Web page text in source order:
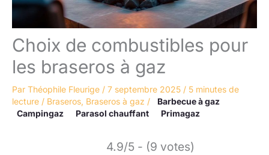
Choix de combustibles pour
les braseros à gaz
Par Théophile Fleurige / 7 septembre 2025 / 5 minutes de
lecture / Braseros, Braseros à gaz /
Barbecue à gaz
Campingaz
Parasol chauffant Primagaz
4.9/5 - (9 votes)